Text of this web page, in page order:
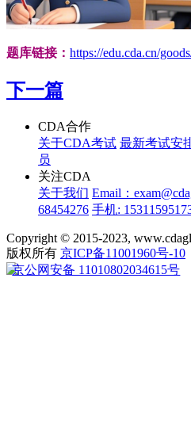
题库链接： https://edu.cda.cn/
下一篇
CDA合作
关于CDA考试 最新考试安
员
关注CDA
关于我们 Email：
68454276 手机:
Copyright © 2015-2023,
版权所有 京ICP备11001960号-10
京公网安备 11010802034615号